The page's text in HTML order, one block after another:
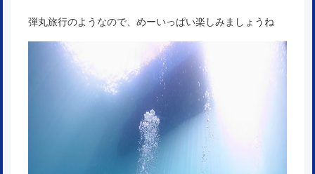
弾丸旅行のようなので、めーいっぱい楽しみましょうね